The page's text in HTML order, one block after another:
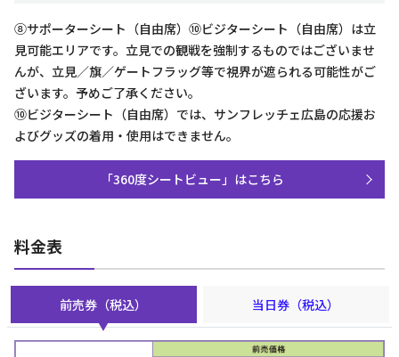
⑧サポーターシート（自由席）⑩ビジターシート（自由席）は立
見可能エリアです。立見での観戦を強制するものではございませ
んが、立見／旗／ゲートフラッグ等で視界が遮られる可能性がご
ざいます。予めご了承ください。
⑩ビジターシート（自由席）では、サンフレッチェ広島の応援お
よびグッズの着用・使用はできません。
「360度シートビュー」はこちら
料金表
前売券（税込） 当日券（税込）